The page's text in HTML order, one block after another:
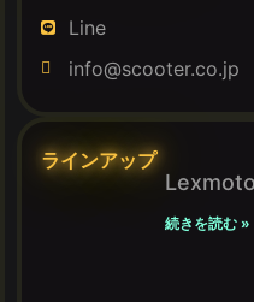
Line
info@scooter.co.jp
ラインアップ
続きを読む »